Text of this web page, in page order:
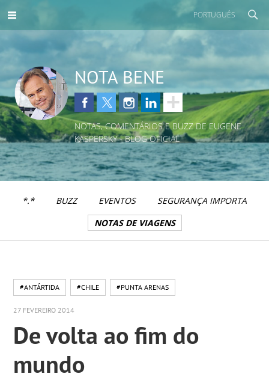
PORTUGUÊS
NOTA BENE
NOTAS, COMENTÁRIOS E BUZZ DE EUGENE
KASPERSKY - BLOG OFICIAL
*.* BUZZ EVENTOS
SEGURANÇA IMPORTA
NOTAS DE VIAGENS
#ANTÁRTIDA #CHILE #PUNTA ARENAS
27 FEVEREIRO 2014
De volta ao fim do
mundo